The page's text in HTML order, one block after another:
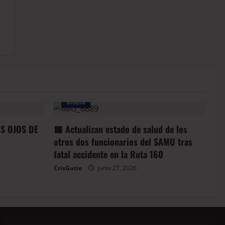
OJOS DE
BioBio
🟥 Actualizan estado de salud de los
otros dos funcionarios del SAMU tras
fatal accidente en la Ruta 160
CrisGutie junio 27, 2026